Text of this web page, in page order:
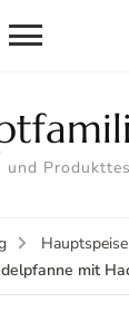
und
mit